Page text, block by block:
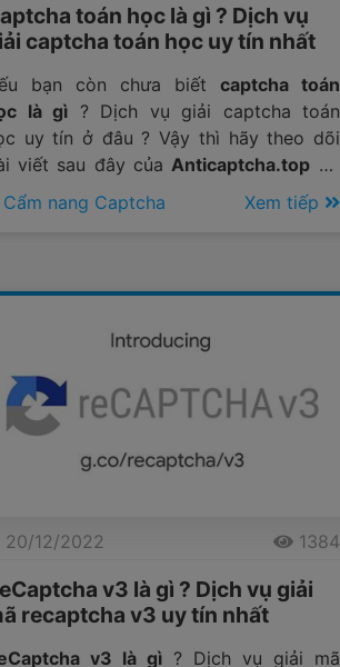
toán học là gì ? Dịch vụ
captcha toán học uy tín nhất
bạn còn chưa biết captcha toán
là gì ? Dịch vụ giải captcha toán
uy tín ở đâu ? Vậy thì hãy theo dõi
viết sau đây của Anticaptcha.top để
câu trả lời cho mình.
Cẩm nang Captcha Xem tiếp
20/12/2022 1384
v3 là gì ? Dịch vụ giải
recaptcha v3 uy tín nhất
v3 là gì ? Dịch vụ giải mã